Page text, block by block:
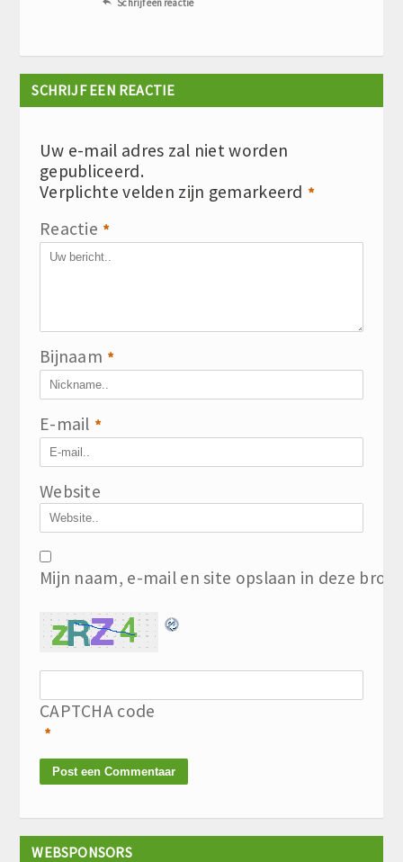
 Schrijf een reactie
SCHRIJF EEN REACTIE
Uw e-mail adres zal niet worden
gepubliceerd.
Verplichte velden zijn gemarkeerd *
Reactie *
Bijnaam *
E-mail *
Website
Mijn naam, e-mail en site opslaan in deze
CAPTCHA code
*
WEBSPONSORS